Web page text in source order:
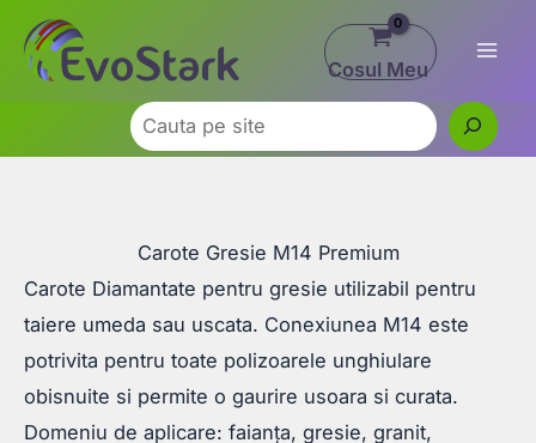
content
Cosul Meu
Carote Gresie M14 Premium
Carote Diamantate pentru gresie utilizabil pentru
taiere umeda sau uscata. Conexiunea M14 este
potrivita pentru toate polizoarele unghiulare
obisnuite si permite o gaurire usoara si curata.
Domeniu de aplicare: faianța, gresie, granit,